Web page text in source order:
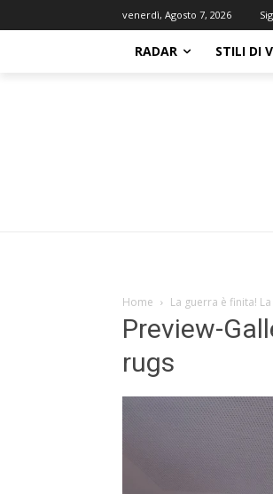
venerdì, Agosto 7, 2026
RADAR STILI DI
Home La guerra è finita!
Preview-
rugs